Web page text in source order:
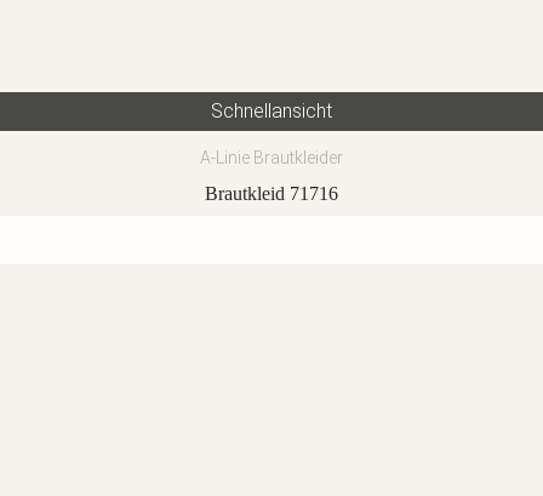
Schnellansicht
A-Linie Brautkleider
Brautkleid 71716